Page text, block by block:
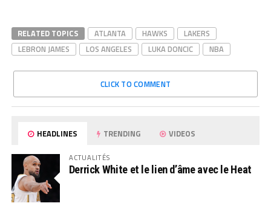
RELATED TOPICS ATLANTA HAWKS
LAKERS
LEBRON JAMES
LOS ANGELES LUKA DONCIC NBA
CLICK TO COMMENT
HEADLINES TRENDING VIDEOS
ACTUALITÉS
Derrick White et le lien d’âme avec le Heat